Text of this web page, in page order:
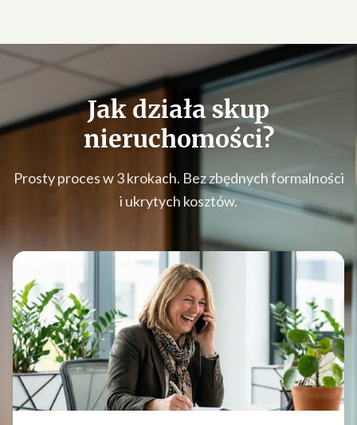
Jak działaskup
nieruchomości?
Prosty proces w 3 krokach. Bez zbędnych formalności
i ukrytych kosztów.